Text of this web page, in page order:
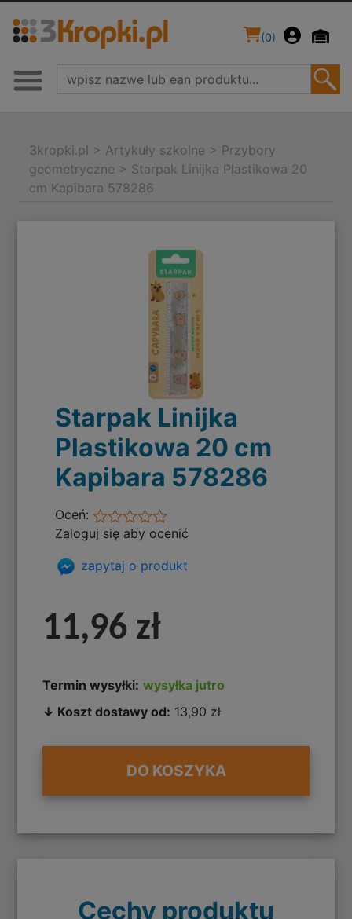
(0)
3kropki.pl > Artykuły szkolne > Przybory
geometryczne > Starpak Linijka Plastikowa 20
cm Kapibara 578286
Starpak Linijka
Plastikowa 20 cm
Kapibara 578286
Oceń:
Zaloguj się aby ocenić
zapytaj o produkt
11,96 zł
Termin wysyłki: wysyłka jutro
↓ Koszt dostawy od: 13,90 zł
DO KOSZYKA
Cechy produktu